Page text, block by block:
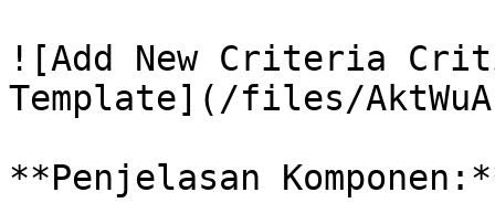
![Add New Criteria
Template](/files/
**Penjelasan